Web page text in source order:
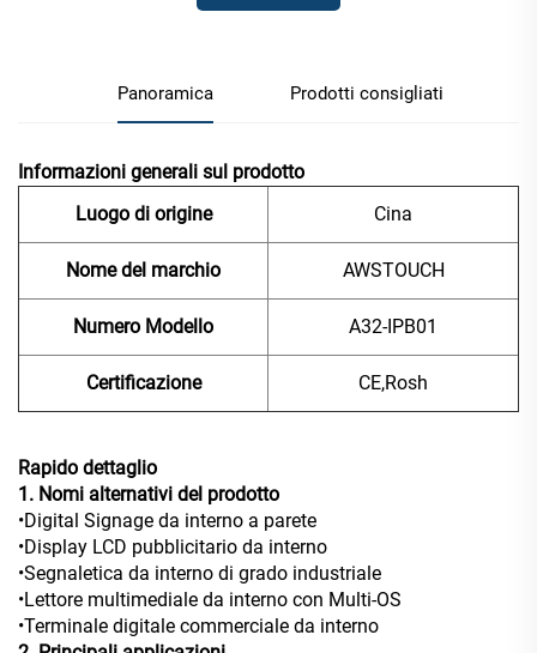
Panoramica Prodotti consigliati
Informazioni generali sul prodotto
Luogo di origine
Cina
Nome del marchio AWSTOUCH
Numero Modello A32-IPB01
Certificazione CE,Rosh
Rapido dettaglio
1. Nomi alternativi del prodotto
•Digital Signage da interno a parete
•Display LCD pubblicitario da interno
•Segnaletica da interno di grado industriale
•Lettore multimediale da interno con Multi-OS
•Terminale digitale commerciale da interno